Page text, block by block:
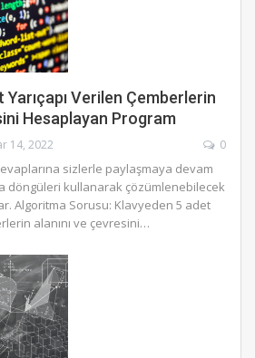
Verilen Çemberlerin
Hesaplayan Program
14, 2022 0
sizlerle paylaşmaya devam
döngüleri kullanarak çözümlenebilecek
Algoritma Sorusu: Klavyeden 5 adet
alanını ve çevresini…